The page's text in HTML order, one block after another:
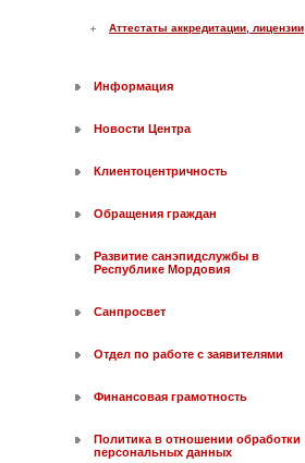
Аттестаты аккредитации, лицензии
Информация
Новости Центра
Клиентоцентричность
Обращения граждан
Развитие санэпидслужбы в
Республике Мордовия
Санпросвет
Отдел по работе с заявителями
Финансовая грамотность
Политика в отношении обработки
персональных данных